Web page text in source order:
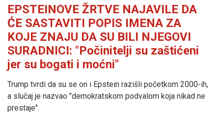
EPSTEINOVE ŽRTVE NAJAVILE DA
ĆE SASTAVITI POPIS IMENA ZA
KOJE ZNAJU DA SU BILI NJEGOVI
SURADNICI: "Počinitelji su zaštićeni
jer su bogati i moćni"
Trump tvrdi da su se on i Epstein razišli početkom 2000-ih,
a slučaj je nazvao "demokratskom podvalom koja nikad ne
prestaje".